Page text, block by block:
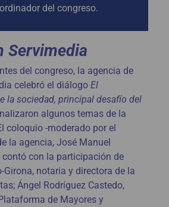
del congreso.
Servimedia
del congreso, la agencia de
celebró el diálogo El
la sociedad, principal desafío del
algunos temas de la
coloquio -moderado por el
la agencia, José Manuel
contó con la participación de
Girona, notaria y directora de la
Ángel Rodríguez Castedo,
de Mayores y